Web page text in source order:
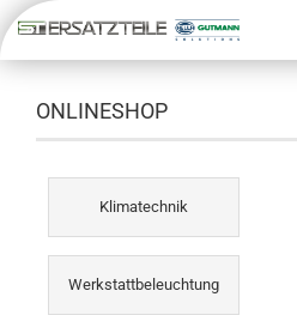
ONLINESHOP
Klimatechnik
Werkstattbeleuchtung